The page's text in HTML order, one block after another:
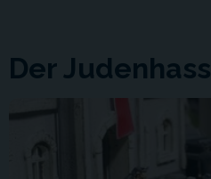
Der Judenhass